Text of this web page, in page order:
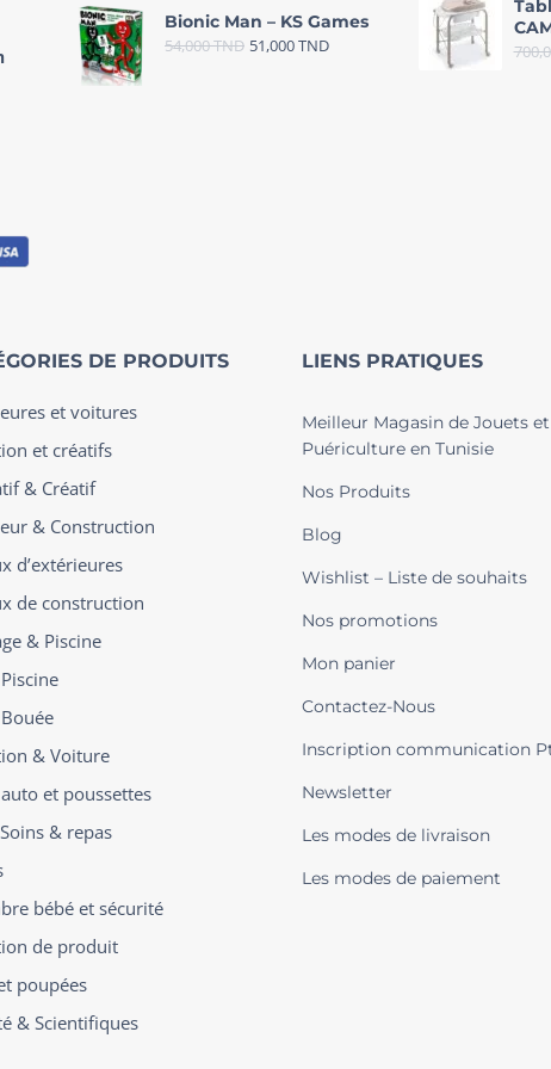
Bionic Man – KS Games
54,000TND 51,000TND
DE PRODUITS
et voitures
et créatifs
& Créatif
& Construction
d’extérieures
de construction
& Piscine
Piscine
Bouée
& Voiture
et poussettes
& repas
bébé et sécurité
de produit
poupées
& Scientifiques
LIENS PRATIQUES
Meilleur Magasin de Jouets et
Puériculture en Tunisie
Nos Produits
Blog
Wishlist – Liste de souhaits
Nos promotions
Mon panier
Contactez-Nous
Inscription communication
Newsletter
Les modes de livraison
Les modes de paiement